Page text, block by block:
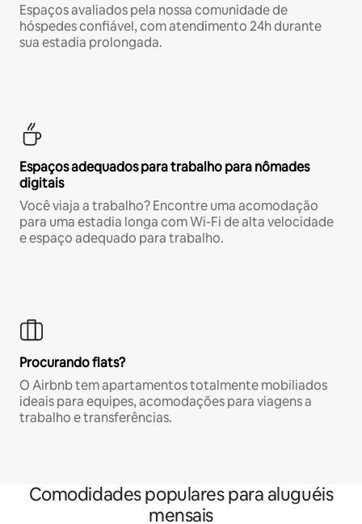
Espaços avaliados pela nossa comunidade de
hóspedes confiável, com atendimento 24h durante
sua estadia prolongada.
Espaços adequados para trabalho para nômades
digitais
Você viaja a trabalho? Encontre uma acomodação
para uma estadia longa com Wi-Fi de alta velocidade
e espaço adequado para trabalho.
Procurando flats?
O Airbnb tem apartamentos totalmente mobiliados
ideais para equipes, acomodações para viagens a
trabalho e transferências.
Comodidades populares para aluguéis
mensais